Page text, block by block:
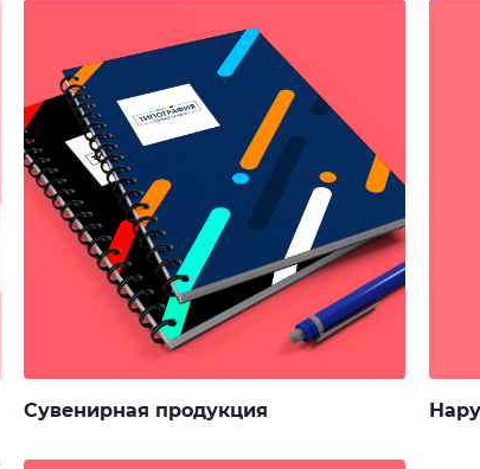
Сувенирная продукция